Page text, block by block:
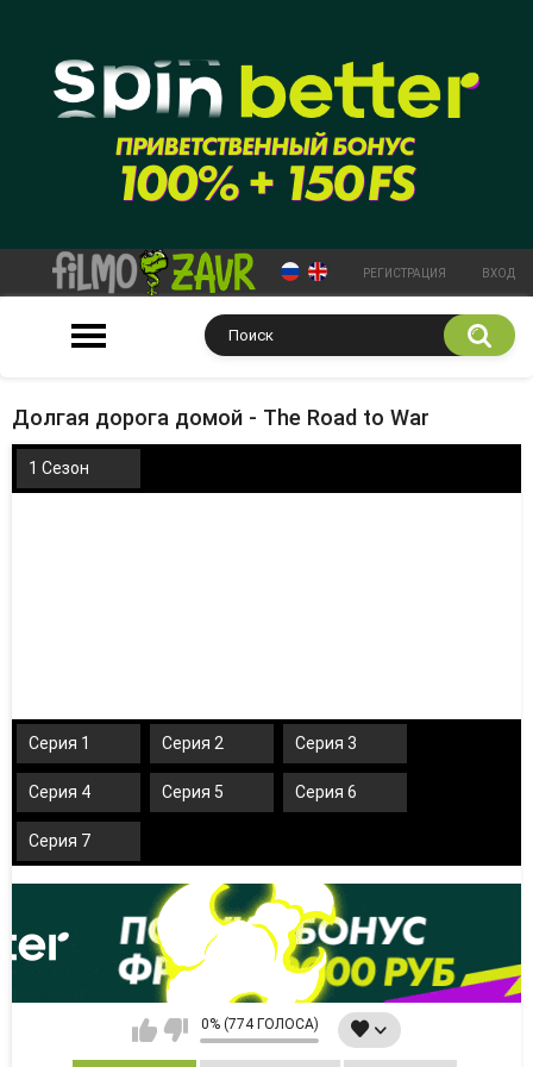
РЕГИСТРАЦИЯ ВХОД
Долгая дорога домой - The Road to War
1 Сезон
Серия 1 Серия 2 Серия 3
Серия 4 Серия 5 Серия 6
Серия 7
0% (774 ГОЛОСА)